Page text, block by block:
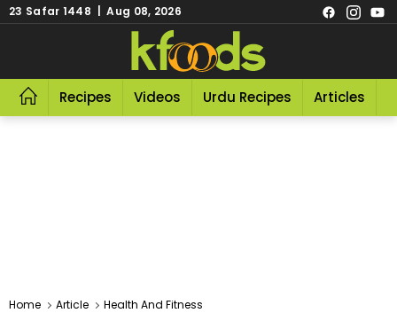
23 Safar 1448 | Aug 08, 2026
Recipes Videos Urdu Recipes Articles
Home Article Health And Fitness